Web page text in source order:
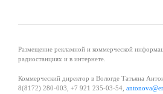
Размещение рекламной и коммерческой
радиостанциях и в интернете.
Коммерческий директор в Вологде Татьяна
8(8172) 280-003, +7 921 235-03-54,